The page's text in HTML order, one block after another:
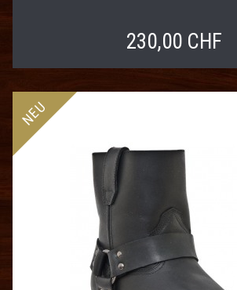
230,00 CHF
NEU